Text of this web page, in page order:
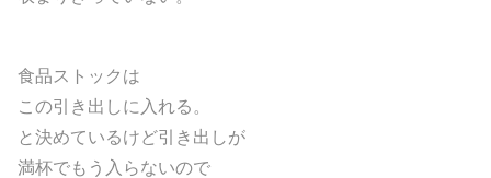
食品ストックは
この引き出しに入れる。
と決めているけど引き出しが
満杯でもう入らないので